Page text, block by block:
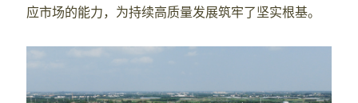
应市场的能力，为持续高质量发展筑牢了坚实根基。